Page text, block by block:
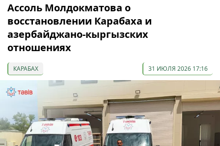
Ассоль Молдокматова о
восстановлении Карабаха и
азербайджано-кыргызских
отношениях
КАРАБАХ 31 ИЮЛЯ 2026 17:16